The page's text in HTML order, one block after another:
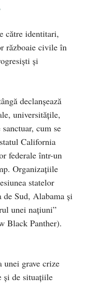
către identitari,
războaie civile în
şi
declanşează
universităţile,
cum se
California
federale într-un
Organizaţiile
statelor
Sud, Alabama şi
unei naţiuni”
Black Panther).
unei grave crize
şi de situaţiile